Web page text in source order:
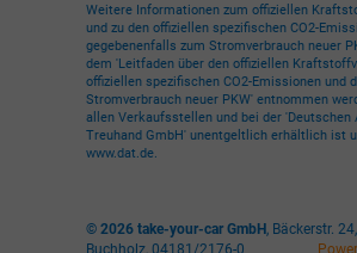
Weitere Informationen zum offiziellen
und zu den offiziellen spezifischen CO2-
gegebenenfalls zum Stromverbrauch neuer
dem 'Leitfaden über den offiziellen
offiziellen spezifischen CO2-Emissionen und
Stromverbrauch neuer PKW' entnommen
allen Verkaufsstellen und bei der 'Deutschen
Treuhand GmbH' unentgeltlich erhältlich ist
www.dat.de.
© 2026 take-your-car GmbH , Bäckerstr. 24,